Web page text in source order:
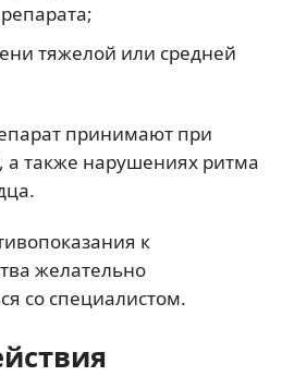
тяжелой или средней
принимают при
, а также нарушениях ритма
к
желательно
со специалистом.